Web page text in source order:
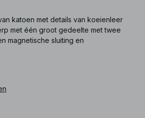
katoen met details van koeienleer
met één groot gedeelte met twee
magnetische sluiting en
Hoogte: 31 cm / 12.2 in.
0260